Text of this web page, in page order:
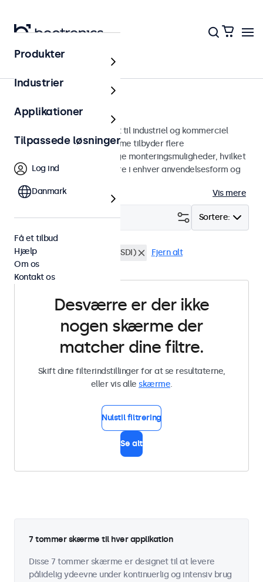
Skærme
7-tommer skærme
7 tommer skærme designet til industriel og kommerciel
brug. Vores 7-tommer skærme tilbyder flere
billedforbindelser og alsidige monteringsmuligheder, hvilket
gør dem nemme at integrere i enhver anvendelsesform og
Vis mere
Sortere:
Filter (0)
7 tommer skaerme BNC (SDI) Fjern alt
Desværre er der ikke
nogen skærme der
matcher dine filtre.
Skift dine filterindstillinger for at se resultaterne,
eller vis alle skærme.
Nulstil filtrering
Se alt
7 tommer skærme til hver applikation
Disse 7 tommer skærme er designet til at levere
pålidelig ydeevne under kontinuerlig og intensiv brug
Produkter
Industrier
Applikationer
Tilpassede løsninger
Log ind
Danmark
Få et tilbud
Hjælp
Om os
Kontakt os